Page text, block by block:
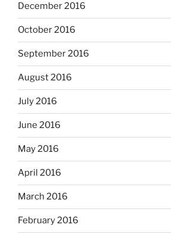
December 2016
October 2016
September 2016
August 2016
July 2016
June 2016
May 2016
April 2016
March 2016
February 2016